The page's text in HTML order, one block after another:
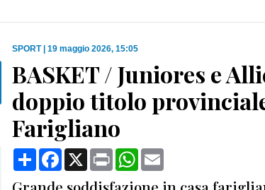
SPORT| 19 maggio 2026, 15:05
BASKET / Juniores e
doppio titolo
Farigliano
CondividiFacebook
X Print WhatsApp